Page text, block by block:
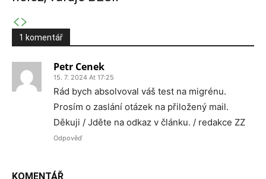
1 komentář
Petr Cenek
15. 7. 2024 At 17:25
Rád bych absolvoval váš test na migrénu.
Prosím o zaslání otázek na přiložený mail.
Děkuji / Jděte na odkaz v článku. / redakce ZZ
Odpověď
KOMENTÁŘ